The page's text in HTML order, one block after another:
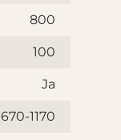
800
100
Ja
670-1170